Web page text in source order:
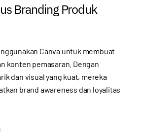
Branding Produk
Canva untuk membuat
konten pemasaran. Dengan
dan visual yang kuat, mereka
brand awareness dan loyalitas